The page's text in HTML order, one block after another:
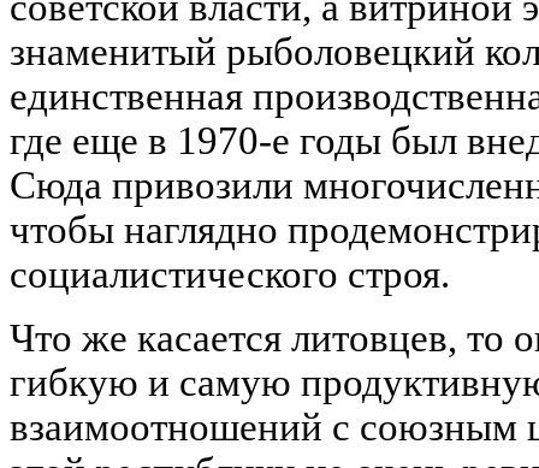
знаменитый рыболовецкий
единственная
где еще в 1970-е годы был
Сюда привозили
чтобы наглядно
социалистического строя.
Что же касается литовцев, то
гибкую и самую
взаимоотношений с союзным